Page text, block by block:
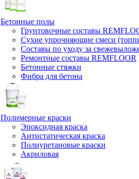
Бетонные полы
Грунтовочные составы
Сухие упрочняющие смеси
Составы по уходу за
Ремонтные составы REMFLOOR
Бетонные стяжки
Фибра для бетона
Полимерные краски
Эпоксидная краска
Антистатическая краска
Полиуретановые краски
Акриловая